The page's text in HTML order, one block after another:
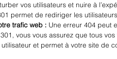
vos utilisateurs et nuire à
permet de rediriger les
trafic web : Une erreur 404 peut
vous vous assurez que tous
utilisateur et permet à votre site de